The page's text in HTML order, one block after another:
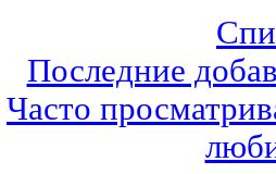
Последние
Часто